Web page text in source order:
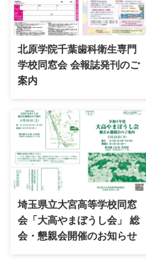
北原学院千葉歯科衛生専門
学校同窓会 会報誌発刊のご
案内
埼玉県立大宮高等学校同窓
会「大高やまぼうし会」 総
会・懇親会開催のお知らせ